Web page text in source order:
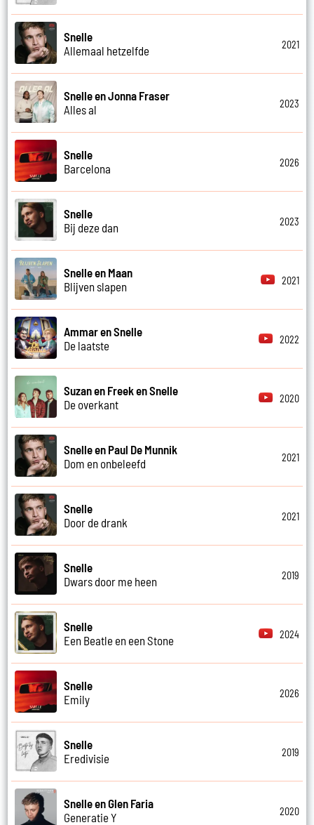
Snelle
Allemaal hetzelfde
2021
Snelle en Jonna Fraser
Alles al
2023
Snelle
Barcelona
2026
Snelle
Bij deze dan
2023
Snelle en Maan
Blijven slapen
2021
Ammar en Snelle
De laatste
2022
Suzan en Freek en Snelle
De overkant
2020
Snelle en Paul De Munnik
Dom en onbeleefd
2021
Snelle
Door de drank
2021
Snelle
Dwars door me heen
2019
Snelle
Een Beatle en een Stone
2024
Snelle
Emily
2026
Snelle
Eredivisie
2019
Snelle en Glen Faria
Generatie Y
2020